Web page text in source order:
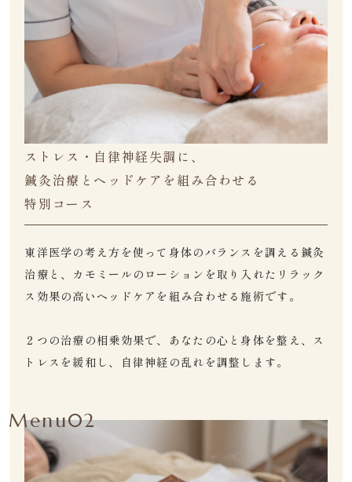
ストレス・自律神経失調に、
鍼灸治療とヘッドケアを組み合わせる
特別コース
東洋医学の考え方を使って身体のバランスを調える鍼灸
治療と、カモミールのローションを取り入れたリラック
ス効果の高いヘッドケアを組み合わせる施術です。
２つの治療の相乗効果で、あなたの心と身体を整え、ス
トレスを緩和し、自律神経の乱れを調整します。
Menu02